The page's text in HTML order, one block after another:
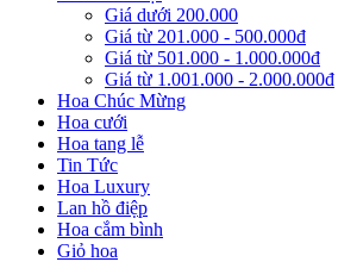
Giá dưới 200.000
Giá từ 201.000 - 500.000đ
Giá từ 501.000 - 1.000.000đ
Giá từ 1.001.000 - 2.000.000đ
Hoa Chúc Mừng
Hoa cưới
Hoa tang lễ
Tin Tức
Hoa Luxury
Lan hồ điệp
Hoa cắm bình
Giỏ hoa